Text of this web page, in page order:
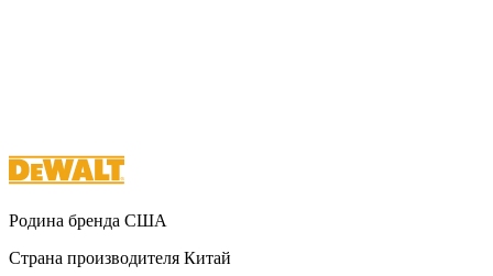
Родина бренда США
Страна производителя Китай